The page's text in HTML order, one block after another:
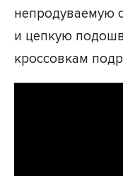
непродуваемую
и цепкую
кроссовкам